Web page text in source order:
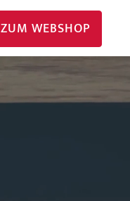
ZUM WEBSHOP